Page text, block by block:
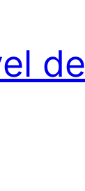
de